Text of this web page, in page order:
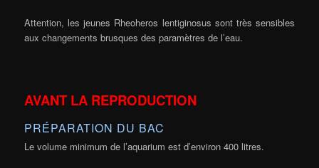
Attention, les jeunes Rheoheros lentiginosus sont très sensibles
aux changements brusques des paramètres de l’eau.
AVANT LA REPRODUCTION
PRÉPARATION DU BAC
Le volume minimum de l’aquarium est d’environ 400 litres.